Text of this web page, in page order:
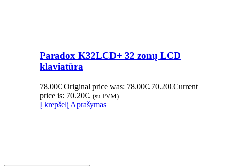
Paradox K32LCD+ 32 zonų LCD
klaviatūra
78.00€ Original price was: 78.00€.70.20€Current
price is: 70.20€. (su PVM)
Į krepšelį Aprašymas